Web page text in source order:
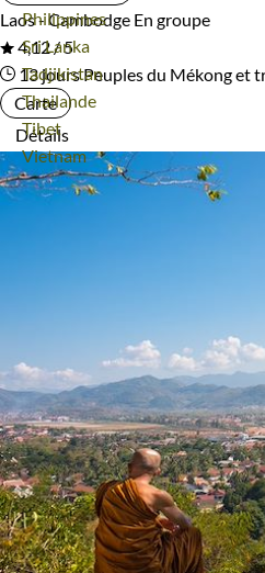
Voyage
Philippines
Voyage
Sri Lanka
Voyage
Tadjikistan
Voyage
Thailande
Voyage
Tibet
Voyage
Vietnam
Laos - Cambodge En groupe
4,12 / 5
13 joursPeuples du Mékong et
Carte
Détails